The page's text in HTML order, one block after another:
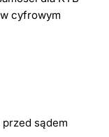
cyfrowym
sądem